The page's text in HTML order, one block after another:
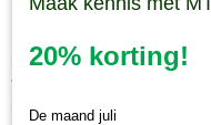
minitrekker
minitractoren, miditractoren,
verkopen deze onderdelen
20% korting!
De maand juli